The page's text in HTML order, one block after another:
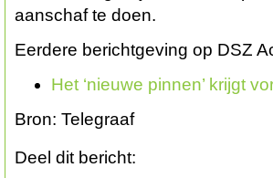
aanschaf te doen.
Eerdere berichtgeving op DSZ
Het ‘nieuwe pinnen’ krijgt
Bron: Telegraaf
Deel dit bericht: